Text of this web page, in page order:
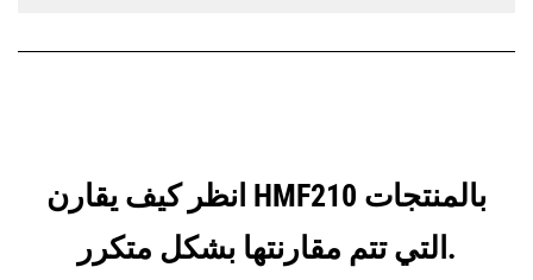
انظر كيف يقارن HMF210 بالمنتجات
التي تتم مقارنتها بشكل متكرر.